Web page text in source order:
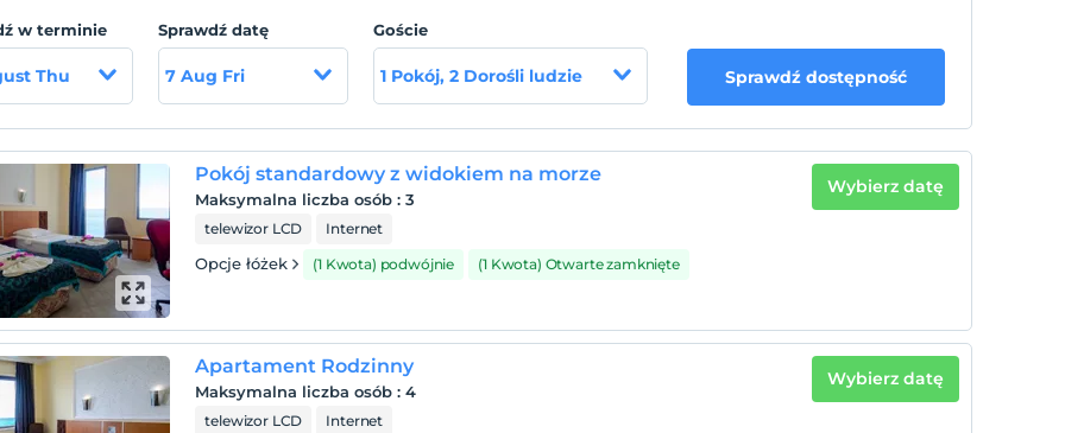
w terminie
Thu
Sprawdź datę
7 Aug Fri
Goście
1 Pokój, 2 Dorośli ludzie Sprawdź dostępność
Pokój standardowy z widokiem na morze
Maksymalna liczba osób :3
telewizor LCD Internet
Opcje łóżek (1 Kwota) podwójnie (1 Kwota) Otwarte zamknięte
Wybierz datę
Apartament Rodzinny
Maksymalna liczba osób :4
telewizor LCD Internet
Wybierz datę